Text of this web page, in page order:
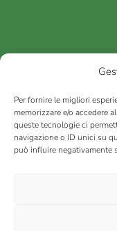
Per fornire le migliori
memorizzare e/o accedere
queste tecnologie ci
navigazione o ID unici su
può influire negativamente
via Montalbano 65
Int. versato |